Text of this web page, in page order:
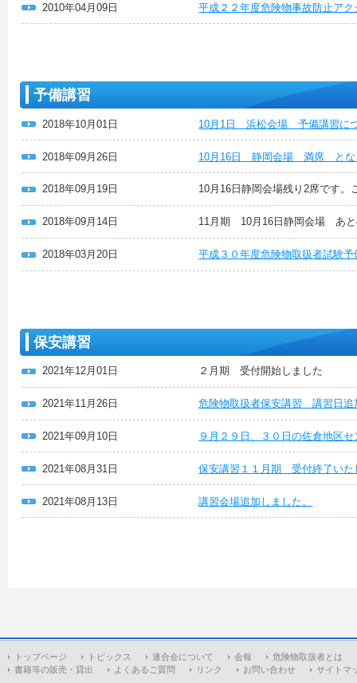
2010年04月09日 平成２２年度危険物事故防止ア
予備講習
2018年10月01日 10月1日 浜松会場 予備講習に
2018年09月26日 10月16日 静岡会場 満席 とな
2018年09月19日 10月16日静岡会場残り2席です。
2018年09月14日 11月期 10月16日静岡会場 あと
2018年03月20日 平成３０年度危険物取扱者試験
保安講習
2021年12月01日 ２月期 受付開始しました
2021年11月26日 危険物取扱者保安講習 講習日追
2021年09月10日 ９月２９日、３０日の佐倉地区
2021年08月31日 保安講習１１月期 受付終了いた
2021年08月13日 講習会場追加しました。
トップページ トピックス 連合会について 会報
危険物取扱者とは
書籍等の販売・貸出
よくあるご質問 リンク お問い合わせ サイトマ